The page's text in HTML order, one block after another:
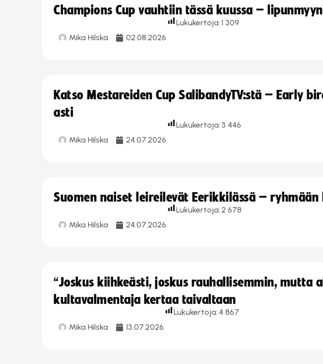
Champions Cup vauhtiin tässä kuussa –
Mika Hilska 02.08.2026
Lukukertoja:1 309
Katso Mestareiden Cup SalibandyTV:stä – Early
asti
Mika Hilska 24.07.2026
Lukukertoja: 3 446
Suomen naiset leireilevät Eerikkilässä – ryhmään
Mika Hilska 24.07.2026
Lukukertoja:2 678
“Joskus kiihkeästi, joskus rauhallisemmin, mutta
kultavalmentaja kertaa taivaltaan
Mika Hilska 13.07.2026
Lukukertoja: 4 867